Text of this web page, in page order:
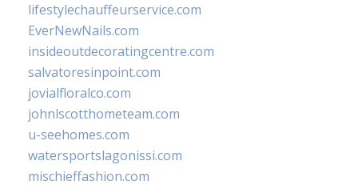
lifestylechauffeurservice.com
EverNewNails.com
insideoutdecoratingcentre.com
salvatoresinpoint.com
jovialfloralco.com
johnlscotthometeam.com
u-seehomes.com
watersportslagonissi.com
mischieffashion.com